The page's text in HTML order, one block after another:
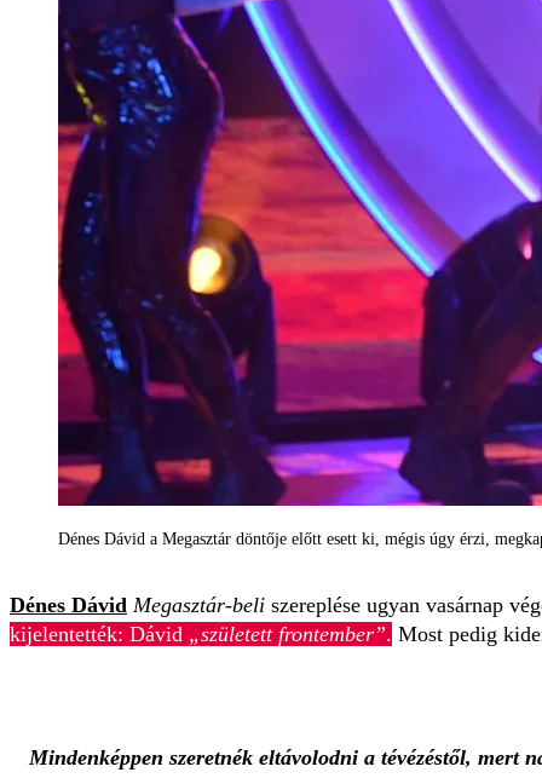
Dénes Dávid a Megasztár döntője előtt esett ki, mégis úgy érzi,
Dénes Dávid Megasztár-beli szereplése ugyan vasárnap
kijelentették: Dávid „született frontember”. Most pedig
Mindenképpen szeretnék eltávolodni a tévézéstől, mert